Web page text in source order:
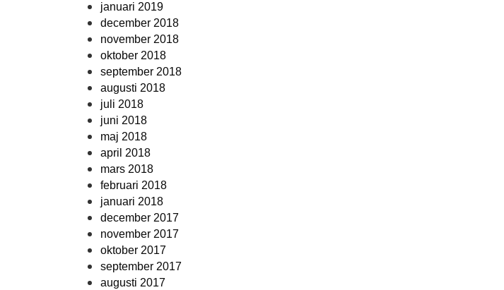
januari 2019
december 2018
november 2018
oktober 2018
september 2018
augusti 2018
juli 2018
juni 2018
maj 2018
april 2018
mars 2018
februari 2018
januari 2018
december 2017
november 2017
oktober 2017
september 2017
augusti 2017